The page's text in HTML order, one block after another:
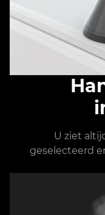
U ziet
geselecteerd